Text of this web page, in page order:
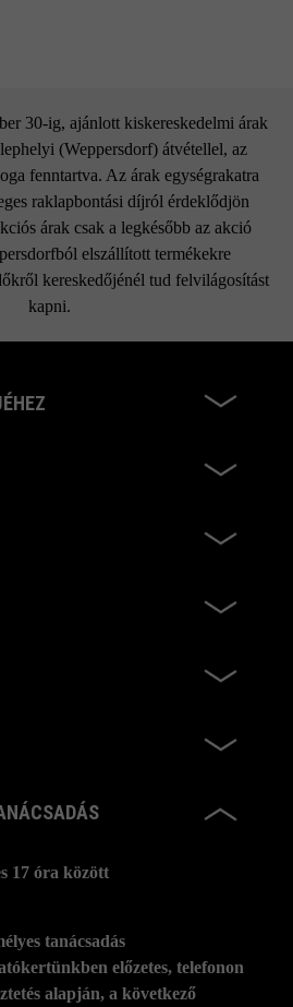
30-ig, ajánlott kiskereskedelmi árak
(Weppersdorf) átvétellel, az
fenntartva. Az árak egységrakatra
raklapbontási díjról érdeklődjön
árak csak a legkésőbb az akció
elszállított termékekre
kereskedőjénél tud felvilágosítást
kapni.
17 óra között
tanácsadás
előzetes, telefonon
alapján, a következő